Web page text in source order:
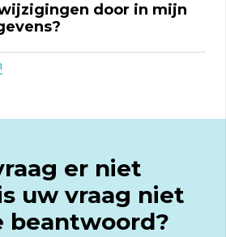
door in mijn
er niet
uw vraag niet
beantwoord?